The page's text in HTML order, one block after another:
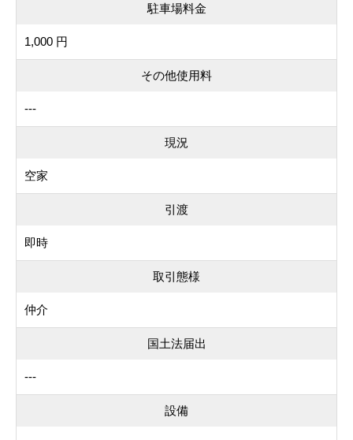
駐車場料金
1,000 円
その他使用料
---
現況
空家
引渡
即時
取引態様
仲介
国土法届出
---
設備